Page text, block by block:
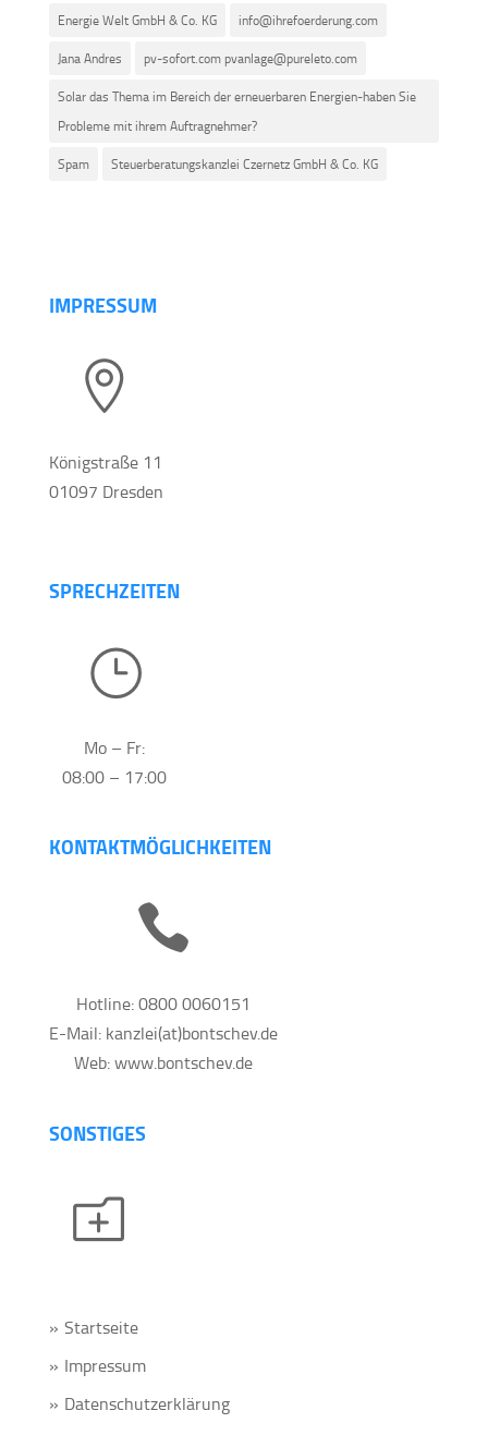
Energie Welt GmbH & Co. KG info@ihrefoerderung.com
Jana Andres pv-sofort.com pvanlage@pureleto.com
Solar das Thema im Bereich der erneuerbaren Energien-haben Sie
Probleme mit ihrem Auftragnehmer?
Spam Steuerberatungskanzlei Czernetz GmbH & Co. KG
IMPRESSUM

Königstraße 11
01097 Dresden
SPRECHZEITEN
}
Mo – Fr:
08:00 – 17:00
KONTAKTMÖGLICHKEITEN

Hotline: 0800 0060151
E-Mail: kanzlei(at)bontschev.de
Web: www.bontschev.de
SONSTIGES
o
Startseite
Impressum
Datenschutzerklärung